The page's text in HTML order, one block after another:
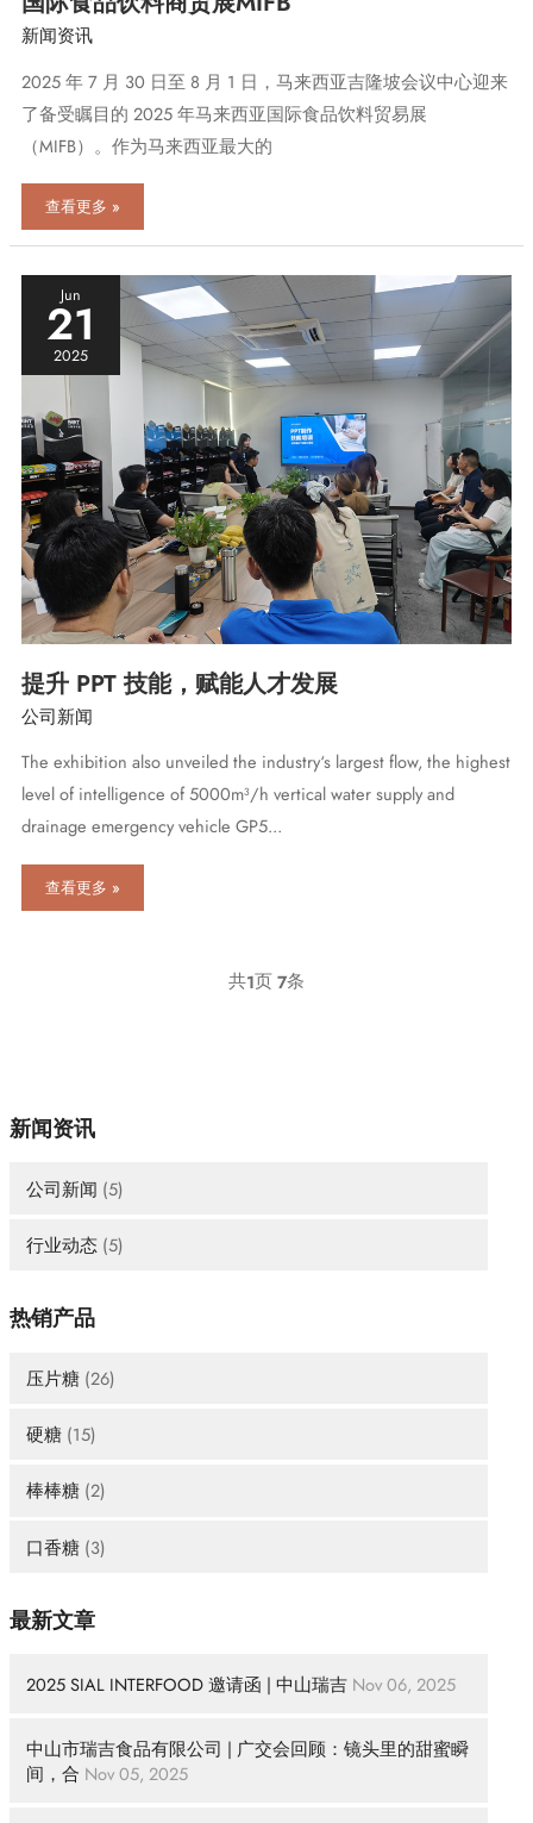
新闻资讯
公司新闻 (5)
行业动态 (5)
热销产品
压片糖 (26)
硬糖 (15)
棒棒糖 (2)
口香糖 (3)
最新文章
2025 SIAL INTERFOOD 邀请函 | 中山瑞吉 Nov 06, 2025
中山市瑞吉食品有限公司 | 广交会回顾：镜头里的甜蜜瞬
间，合 Nov 05, 2025
您
共
2025
年
第
29
南
品
饮
料
包
展
览
会
新闻资讯
2025 年 7 月 30 日至 8 月 1 日，马来西亚吉隆坡会议中心迎来
了备受瞩目的 2025 年马来西亚国际食品饮料贸易展
（MIFB）。作为马来西亚最大的
中
市
食
品
有
限
司
亮
相
第
届
马
西
亚
国
际
食
品
料
商
展
查看更多 »
Jun
21
2025
提升 PPT 技能，赋能人才发展
公司新闻
The exhibition also unveiled the industry‘s largest flow, the highest
level of intelligence of 5000m³/h vertical water supply and
drainage emergency vehicle GP5...
提
查看更多 »
共1页7条